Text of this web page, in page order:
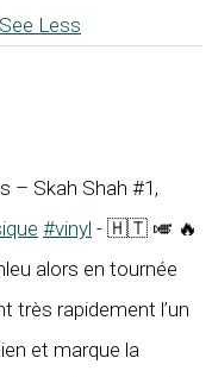
See Less
– Skah Shah #1,
#vinyl - 🇭🇹 🎺 🔥
alors en tournée
très rapidement l’un
et marque la